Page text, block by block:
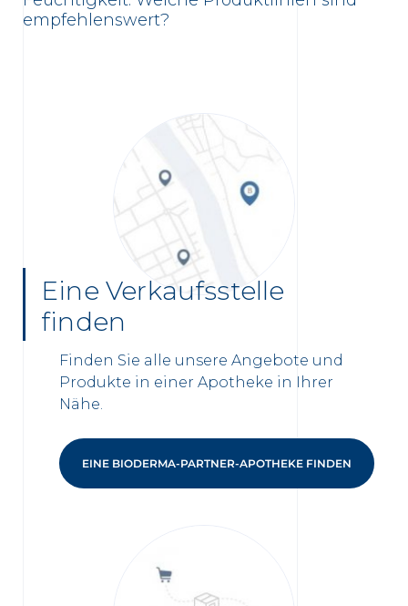
empfehlenswert?
Eine Verkaufsstelle
finden
Finden Sie alle unsere Angebote und
Produkte in einer Apotheke in Ihrer
Nähe.
EINE BIODERMA-PARTNER-APOTHEKE FINDEN